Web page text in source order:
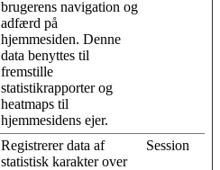
brugerens navigation og
adfærd på
hjemmesiden. Denne
data benyttes til
fremstille
statistikrapporter og
heatmaps til
hjemmesidens ejer.
Registrerer data af
statistisk karakter over
Session